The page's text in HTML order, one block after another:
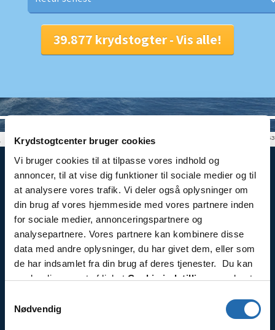
Krydstogtcenter bruger cookies
Vi bruger cookies til at tilpasse vores indhold og
annoncer, til at vise dig funktioner til sociale medier og til
at analysere vores trafik. Vi deler også oplysninger om
din brug af vores hjemmeside med vores partnere inden
for sociale medier, annonceringspartnere og
analysepartnere. Vores partnere kan kombinere disse
data med andre oplysninger, du har givet dem, eller som
de har indsamlet fra din brug af deres tjenester. Du kan
ændre din accept af linketCookie-indstillingernederst
Nødvendig
© CRUISEHOST Solutions V4.1663
Kontakt
Tlf.: 7870 0525
Åbningstider
Mandag-fredag kl. 10-15.00
Læs mere